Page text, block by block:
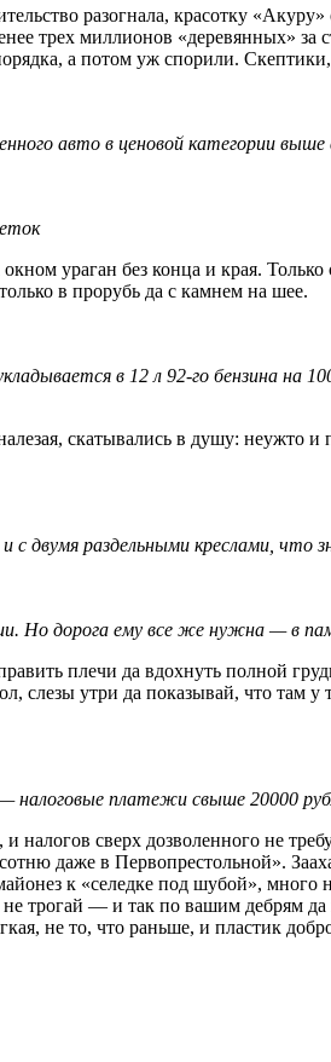
разогнала, красотку
трех миллионов «деревянных» за
а потом уж спорили.
авто в ценовой категории выше
ураган без конца и края. Только
в прорубь да с камнем на шее.
в 12 л 92-го бензина на
скатывались в душу: неужто и
раздельными креслами, что
Но дорога ему все же нужна — в
плечи да вдохнуть полной
слезы утри да показывай, что там
налоговые платежи свыше 20000
налогов сверх дозволенного не
даже в Первопрестольной».
к «селедке под шубой», много
трогай — и так по вашим дебрям да
не то, что раньше, и пластик